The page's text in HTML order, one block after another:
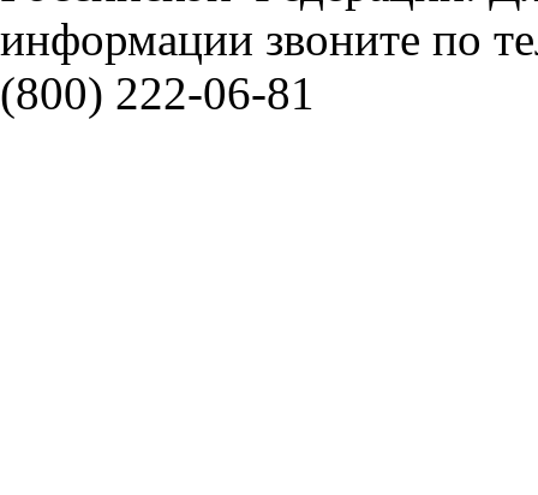
информации звоните по
(800) 222-06-81